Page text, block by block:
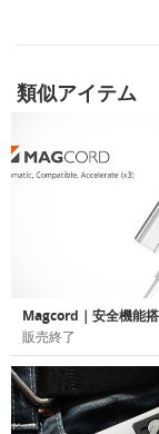
類似アイテム
販売終了